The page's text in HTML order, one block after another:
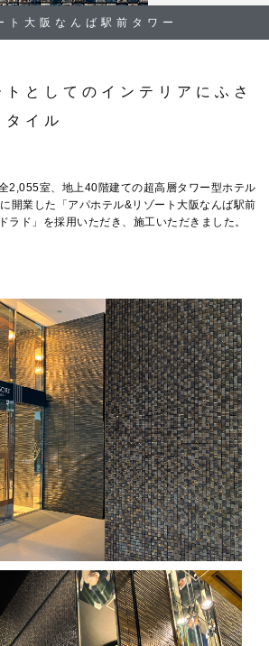
ト大阪なんば駅前タワー
としてのインテリアにふさ
イル
2,055室、地上40階建ての超高層タワー型ホテル
開業した「アパホテル&リゾート大阪なんば駅前
ラド」を採用いただき、施工いただきました。